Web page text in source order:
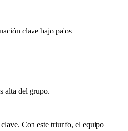
clave bajo palos.
alta del grupo.
Con este triunfo, el equipo